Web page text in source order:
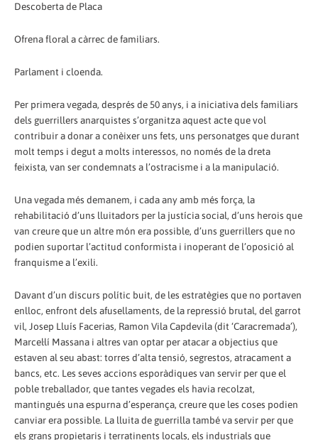
Descoberta de Placa
Ofrena floral a càrrec de familiars.
Parlament i cloenda.
Per primera vegada, després de 50 anys, i a iniciativa dels familiars
dels guerrillers anarquistes s’organitza aquest acte que vol
contribuir a donar a conèixer uns fets, uns personatges que durant
molt temps i degut a molts interessos, no només de la dreta
feixista, van ser condemnats a l’ostracisme i a la manipulació.
Una vegada més demanem, i cada any amb més força, la
rehabilitació d’uns lluitadors per la justícia social, d’uns herois que
van creure que un altre món era possible, d’uns guerrillers que no
podien suportar l’actitud conformista i inoperant de l’oposició al
franquisme a l’exili.
Davant d’un discurs polític buit, de les estratègies que no portaven
enlloc, enfront dels afusellaments, de la repressió brutal, del garrot
vil, Josep Lluís Facerias, Ramon Vila Capdevila (dit ‘Caracremada’),
Marcel·lí Massana i altres van optar per atacar a objectius que
estaven al seu abast: torres d’alta tensió, segrestos, atracament a
bancs, etc. Les seves accions esporàdiques van servir per que el
poble treballador, que tantes vegades els havia recolzat,
mantingués una espurna d’esperança, creure que les coses podien
canviar era possible. La lluita de guerrilla també va servir per que
els grans propietaris i terratinents locals, els industrials que